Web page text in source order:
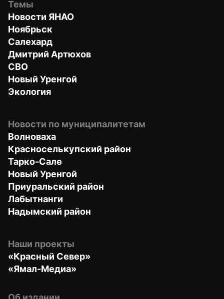
Темы
Новости ЯНАО
Ноябрьск
Салехард
Дмитрий Артюхов
СВО
Новый Уренгой
Экология
Новости по муниципалитетам
Волноваха
Красноселькупский район
Тарко-Сале
Новый Уренгой
Приуральский район
Лабытнанги
Надымский район
Наши проекты
«Красный Север»
«Ямал-Медиа»